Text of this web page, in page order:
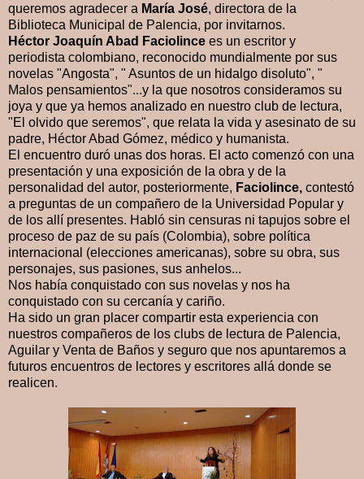
queremos agradecer a María José, directora de la
Biblioteca Municipal de Palencia, por invitarnos.
Héctor Joaquín Abad Faciolince es un escritor y
periodista colombiano, reconocido mundialmente por sus
novelas "Angosta", " Asuntos de un hidalgo disoluto", "
Malos pensamientos"...y la que nosotros consideramos su
joya y que ya hemos analizado en nuestro club de lectura,
"El olvido que seremos", que relata la vida y asesinato de su
padre, Héctor Abad Gómez, médico y humanista.
El encuentro duró unas dos horas. El acto comenzó con una
presentación y una exposición de la obra y de la
personalidad del autor, posteriormente, Faciolince, contestó
a preguntas de un compañero de la Universidad Popular y
de los allí presentes. Habló sin censuras ni tapujos sobre el
proceso de paz de su país (Colombia), sobre política
internacional (elecciones americanas), sobre su obra, sus
personajes, sus pasiones, sus anhelos...
Nos había conquistado con sus novelas y nos ha
conquistado con su cercanía y cariño.
Ha sido un gran placer compartir esta experiencia con
nuestros compañeros de los clubs de lectura de Palencia,
Aguilar y Venta de Baños y seguro que nos apuntaremos a
futuros encuentros de lectores y escritores allá donde se
realicen.